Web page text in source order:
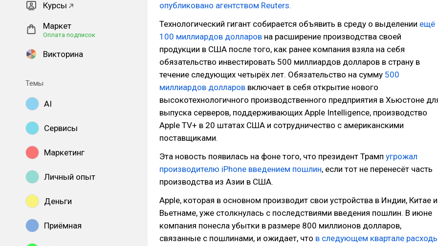
Курсы
Маркет
Оплата подписок
Викторина
Темы
AI
Сервисы
Маркетинг
Личный опыт
Деньги
Приёмная
опубликовано агентством Reuters.
Технологический гигант собирается объявить в среду о выделении ещё
100 миллиардов долларов на расширение производства своей
продукции в США после того, как ранее компания взяла на себя
обязательство инвестировать 500 миллиардов долларов в страну в
течение следующих четырёх лет. Обязательство на сумму 500
миллиардов долларов включает в себя открытие нового
высокотехнологичного производственного предприятия в Хьюстоне
выпуска серверов, поддерживающих Apple Intelligence, производство
Apple TV+ в 20 штатах США и сотрудничество с американскими
поставщиками.
Эта новость появилась на фоне того, что президент Трамп угрожал
производителю iPhone введением пошлин, если тот не перенесёт часть
производства из Азии в США.
Apple, которая в основном производит свои устройства в Индии, Китае и
Вьетнаме, уже столкнулась с последствиями введения пошлин. В июне
компания понесла убытки в размере 800 миллионов долларов,
связанные с пошлинами, и ожидает, что в следующем квартале